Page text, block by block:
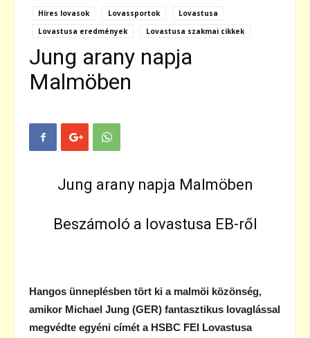
Híres lovasok Lovassportok
Lovastusa
Lovastusa eredmények
Lovastusa szakmai cikkek
Jung arany napja
Malmöben
Jung arany napja Malmöben
Beszámoló a lovastusa EB-ről
Hangos ünneplésben tört ki a malmöi közönség,
amikor Michael Jung (GER) fantasztikus lovaglással
megvédte egyéni címét a HSBC FEI Lovastusa